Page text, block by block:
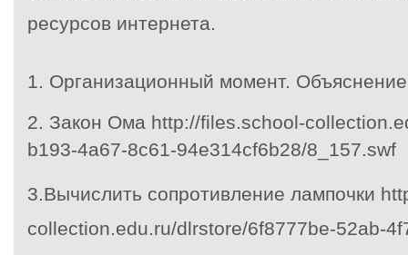
ресурсов интернета.
1. Организационный момент.
2. Закон Ома http://files.school-
b193-4a67-8c61-94e314cf6b28/8_157.swf
3.Вычислить сопротивление лампочки
collection.edu.ru/dlrstore/6f8777be-52ab-